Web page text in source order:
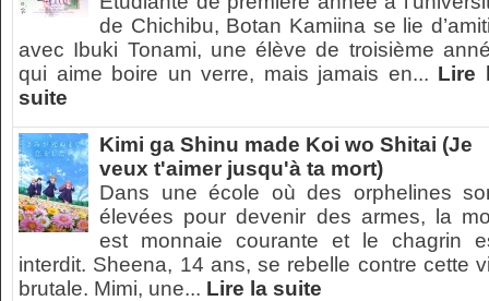
de Chichibu, Botan Kamiina se lie
avec Ibuki Tonami, une élève de troisième
qui aime boire un verre, mais jamais en... Lire
suite
Kimi ga Shinu made Koi wo Shitai (Je
veux t'aimer jusqu'à ta mort)
Dans une école où des orphelines
élevées pour devenir des armes, la
est monnaie courante et le chagrin
interdit. Sheena, 14 ans, se rebelle contre cette
brutale. Mimi, une... Lire la suite